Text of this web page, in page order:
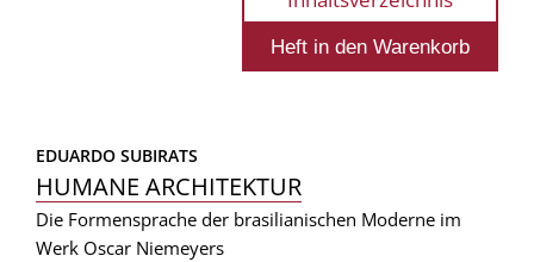
EDUARDO SUBIRATS
HUMANE ARCHITEKTUR
Die Formensprache der brasilianischen Moderne im
Werk Oscar Niemeyers